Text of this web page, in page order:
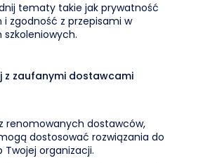
tematy takie jak prywatność
i zgodność z przepisami w
szkoleniowych.
z zaufanymi dostawcami
renomowanych dostawców,
dostosować rozwiązania do
Twojej organizacji.